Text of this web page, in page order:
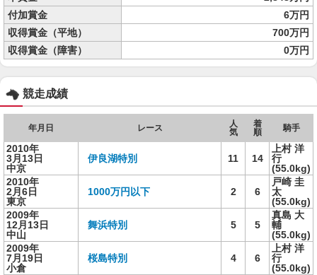
付加賞金
6万円
収得賞金（平地）
700万円
収得賞金（障害）
0万円
競走成績
年月日 レース
人
気
着
順
騎手
2010年
3月13日
中京
伊良湖特別 11 14
上村 洋
行
(55.0kg)
2010年
2月6日
東京
1000万円以下 2 6
戸崎 圭
太
(55.0kg)
2009年
12月13日
中山
舞浜特別 5 5
真島 大
輔
(55.0kg)
2009年
7月19日
小倉
桜島特別 4 6
上村 洋
行
(55.0kg)